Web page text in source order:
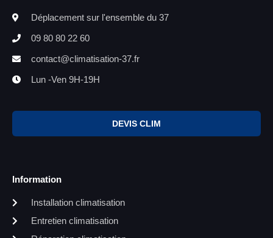
Déplacement sur l'ensemble du 37
09 80 80 22 60
contact@climatisation-37.fr
Lun -Ven 9H-19H
DEVIS CLIM
Information
Installation climatisation
Entretien climatisation